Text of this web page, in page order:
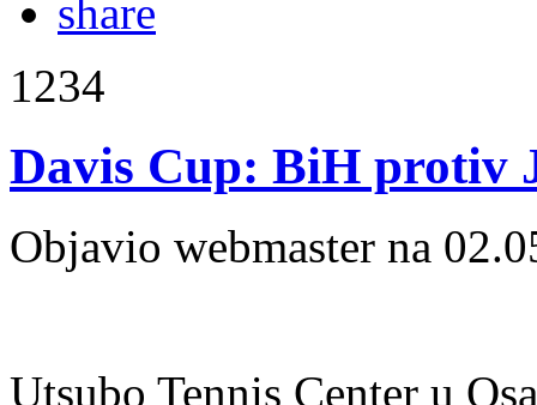
1234
Davis Cup: BiH protiv
Objavio webmaster na
Utsubo Tennis Center u